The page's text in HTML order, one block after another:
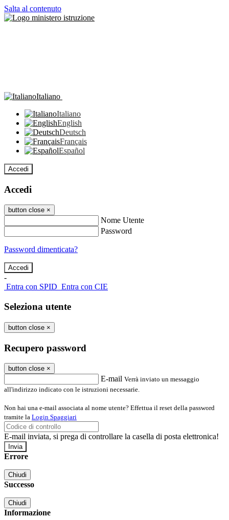
Salta al contenuto
Italiano
Italiano
English
Deutsch
Français
Español
Accedi
Accedi
button close ×
Nome Utente
Password
Password dimenticata?
-
Entra con SPID Entra con CIE
Seleziona utente
button close ×
Recupero password
button close ×
E-mail Verrà inviato un messaggio
all'indirizzo indicato con le istruzioni necessarie.
Non hai una e-mail associata al nome utente? Effettua il reset della password
tramite la Login Spaggiari
E-mail inviata, si prega di controllare la casella di posta elettronica!
Errore
Chiudi
Successo
Chiudi
Informazione